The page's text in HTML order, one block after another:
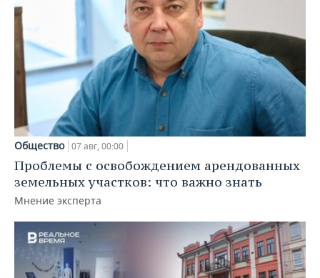
Общество 07 авг, 00:00
Проблемы с освобождением арендованных
земельных участков: что важно знать
Мнение эксперта